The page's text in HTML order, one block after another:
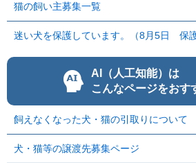
猫の飼い主募集一覧
迷い犬を保護しています。（8月5日 保護
AI（人工知能）は
こんなページをおす
飼えなくなった犬・猫の引取りについて
犬・猫等の譲渡先募集ページ